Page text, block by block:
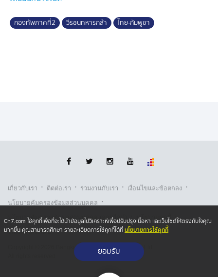
กองทัพภาคที่2 วีรชนทหารกล้า ไทย-กัมพูชา
เกี่ยวกับเรา · ติตต่อเรา · ร่วมงานกับเรา · เงื่อนไขและข้อตกลง ·
นโยบายคุ้มครองข้อมูลส่วนบุคคล ·
นโยบายคุ้มครองข้อมูลส่วนบุคคล (ออนไลน์) · นโยบายคุกกี้ ·
รับเรื่องร้องเรียน
Copyright © 2026 Bangkok Broadcasting & T.V. Co.,Ltd.
Ch7.com ใช้คุกกี้เพื่อที่จะได้นำข้อมูลไปวิเคราะห์เพื่อปรับปรุงเนื้อหา และเว็บไซต์ให้ตรงกับใจคุณ
มากขึ้น คุณสามารถศึกษา รายละเอียดการใช้คุกกี้ได้ที่นโยบายการใช้คุกกี้
ยอมรับ